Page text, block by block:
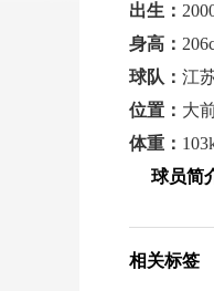
出生：
身高：
球队： 江
位置： 大
体重：
球员简
相关标签